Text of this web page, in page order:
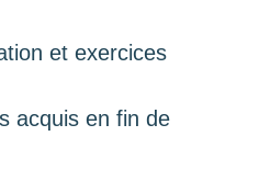
et exercices
acquis en fin de